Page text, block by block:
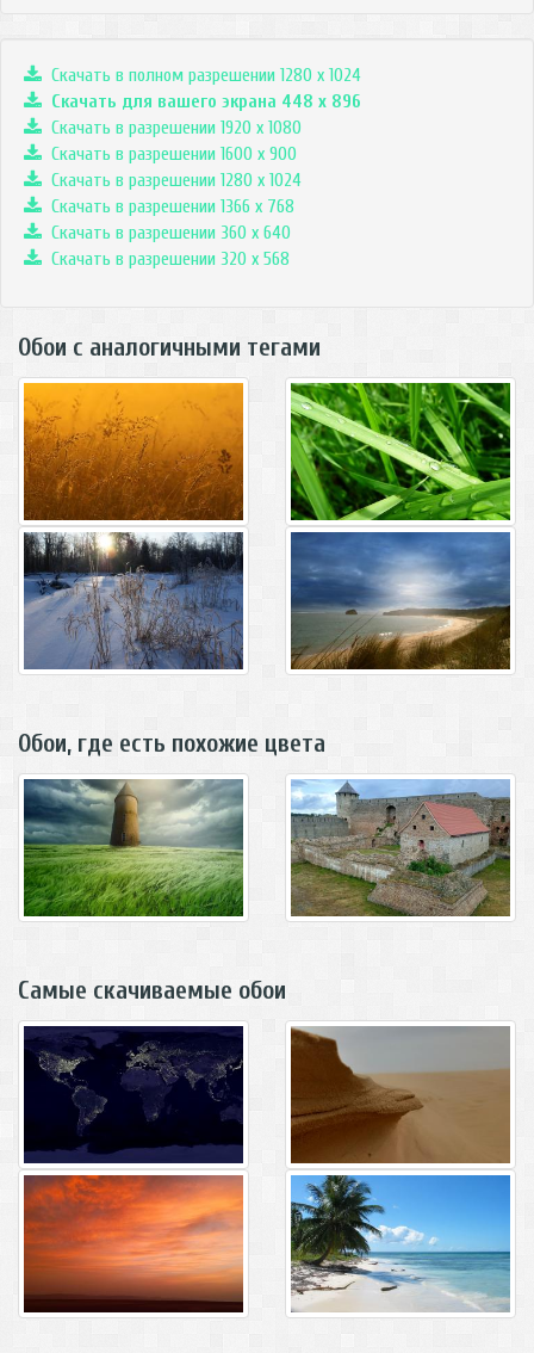
Скачать в полном разрешении 1280 x 1024
Скачать для вашего экрана 448 x 896
Скачать в разрешении 1920 x 1080
Скачать в разрешении 1600 x 900
Скачать в разрешении 1280 x 1024
Скачать в разрешении 1366 x 768
Скачать в разрешении 360 x 640
Скачать в разрешении 320 x 568
Обои с аналогичными тегами
Обои, где есть похожие цвета
Самые скачиваемые обои